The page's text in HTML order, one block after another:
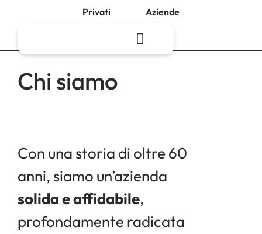
Privati Aziende
Chi siamo
Con una storia di oltre 60
anni, siamo un’azienda
solida e affidabile,
profondamente radicata